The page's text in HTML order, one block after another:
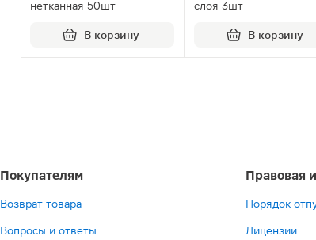
нетканная 50шт
В корзину
слоя 3шт
В корзину
Покупателям
Возврат товара
Вопросы и ответы
Правовая
Порядок
Лицензии